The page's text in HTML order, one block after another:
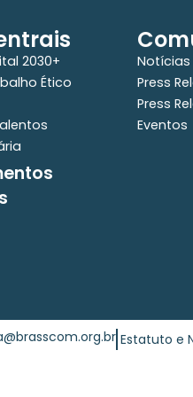
2030+
Ético
Press
Press
Eventos
Estatuto e